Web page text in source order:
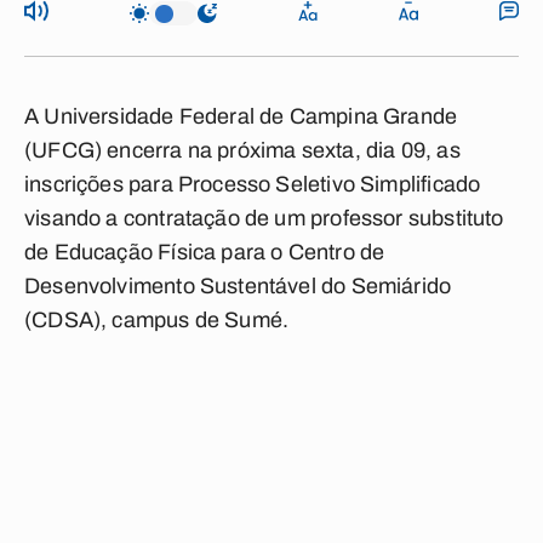
A Universidade Federal de Campina Grande
(UFCG) encerra na próxima sexta, dia 09, as
inscrições para Processo Seletivo Simplificado
visando a contratação de um professor substituto
de Educação Física para o Centro de
Desenvolvimento Sustentável do Semiárido
(CDSA), campus de Sumé.